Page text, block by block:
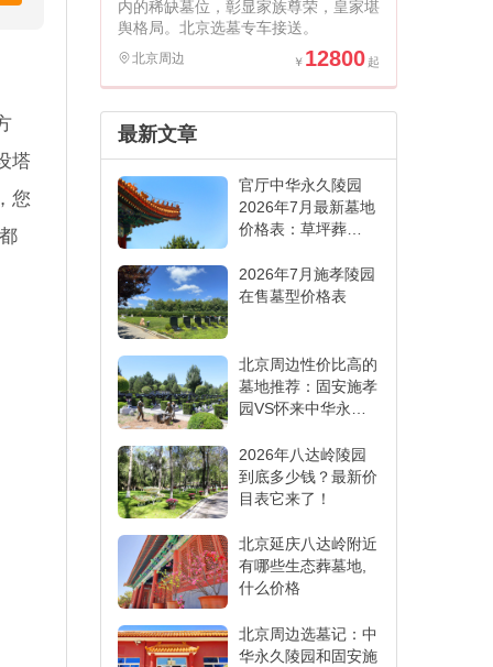
塔
您
内的稀缺墓位，彰显家族尊荣，皇家堪
舆格局。北京选墓专车接送。
北京周边 12800
最新文章
官厅中华永久陵园
2026年7月最新墓地
价格表：草坪葬
表看懂
2026年7月施孝陵园
在售墓型价格表
北京周边性价比高的
墓地推荐：固安施孝
园VS怀来中华永久
2026年八达岭陵园
到底多少钱？最新价
目表它来了！
北京延庆八达岭附近
有哪些生态葬墓地,
什么价格
北京周边选墓记：中
华永久陵园和固安施